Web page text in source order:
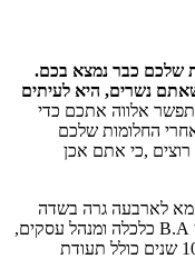
שלכם כבר נמצא בכם.
נשרים, היא לעיתים
אלווה אתכם כדי
החלומות שלכם
,כי אתם אכן
שמי אילנית בוצר, ילידת 1978, אמא לארבעה גרה בשדה
נחום. יוצאת יחידת 8200 ,בעלת תואר ראשון B.A כלכלה ומנהל עסקים,
M.A ביעוץ ארגוני ובעלת רישיון פנסיוני מזה 10 שנים כולל תעודת